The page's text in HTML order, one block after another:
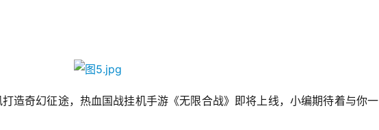
造奇幻征途，热血国战挂机手游《无限合战》即将上线，小编期待着与你一